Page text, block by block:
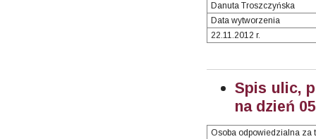
Danuta Troszczyńska
Data wytworzenia
22.11.2012 r.
Spis ulic,
na dzień
Osoba odpowiedzialna za